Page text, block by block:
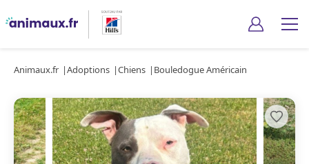
Animaux.fr Adoptions Chiens Bouledogue Américain